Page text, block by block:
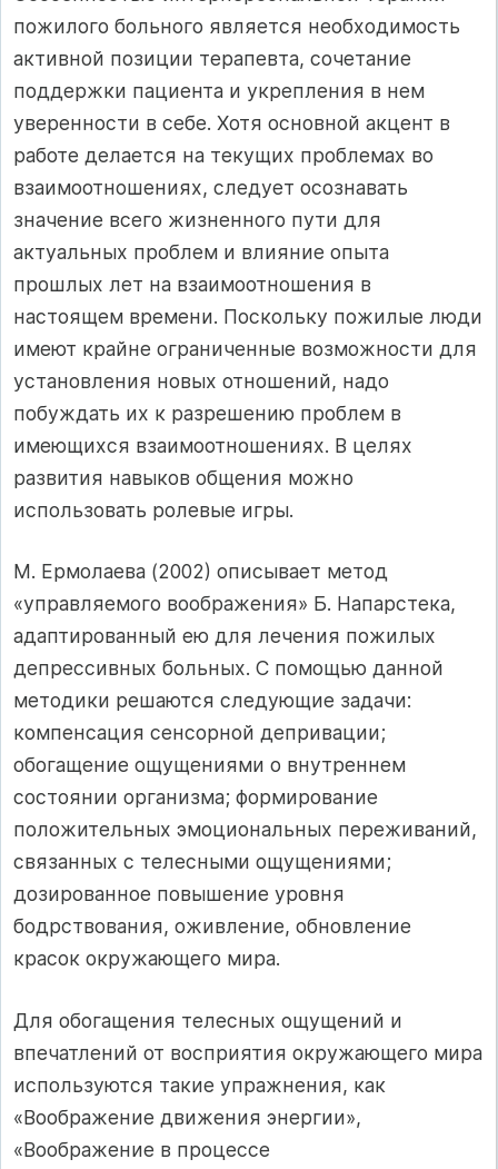
пожилого больного является необходимость
активной позиции терапевта, сочетание
поддержки пациента и укрепления в нем
уверенности в себе. Хотя основной акцент в
работе делается на текущих проблемах во
взаимоотношениях, следует осознавать
значение всего жизненного пути для
актуальных проблем и влияние опыта
прошлых лет на взаимоотношения в
настоящем времени. Поскольку пожилые люди
имеют крайне ограниченные возможности для
установления новых отношений, надо
побуждать их к разрешению проблем в
имеющихся взаимоотношениях. В целях
развития навыков общения можно
использовать ролевые игры.
М. Ермолаева (2002) описывает метод
«управляемого воображения» Б. Напарстека,
адаптированный ею для лечения пожилых
депрессивных больных. С помощью данной
методики решаются следующие задачи:
компенсация сенсорной депривации;
обогащение ощущениями о внутреннем
состоянии организма; формирование
положительных эмоциональных переживаний,
связанных с телесными ощущениями;
дозированное повышение уровня
бодрствования, оживление, обновление
красок окружающего мира.
Для обогащения телесных ощущений и
впечатлений от восприятия окружающего мира
используются такие упражнения, как
«Воображение движения энергии»,
«Воображение в процессе